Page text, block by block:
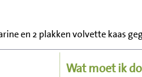
en 2 plakken volvette kaas
Wat moet ik
Fietsen (15 km/
Wandelen (5 km/